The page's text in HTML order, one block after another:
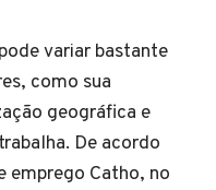
variar bastante
como sua
geográfica e
De acordo
emprego Catho, no